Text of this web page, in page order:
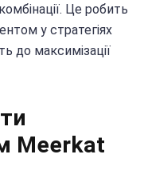
Це робить
у стратегіях
до максимізації
Meerkat